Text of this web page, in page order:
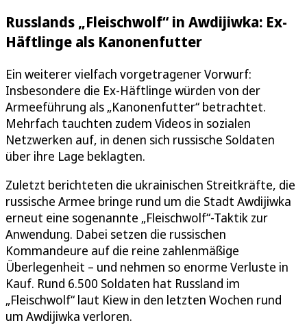
Russlands „Fleischwolf“ in Awdijiwka: Ex-
Häftlinge als Kanonenfutter
Ein weiterer vielfach vorgetragener Vorwurf:
Insbesondere die Ex-Häftlinge würden von der
Armeeführung als „Kanonenfutter“ betrachtet.
Mehrfach tauchten zudem Videos in sozialen
Netzwerken auf, in denen sich russische Soldaten
über ihre Lage beklagten.
Zuletzt berichteten die ukrainischen Streitkräfte, die
russische Armee bringe rund um die Stadt Awdijiwka
erneut eine sogenannte „Fleischwolf“-Taktik zur
Anwendung. Dabei setzen die russischen
Kommandeure auf die reine zahlenmäßige
Überlegenheit – und nehmen so enorme Verluste in
Kauf. Rund 6.500 Soldaten hat Russland im
„Fleischwolf“ laut Kiew in den letzten Wochen rund
um Awdijiwka verloren.